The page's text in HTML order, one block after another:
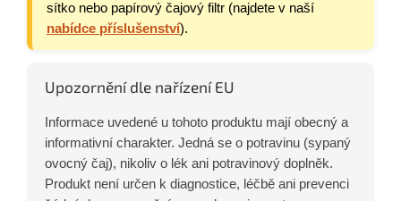
sítko nebo papírový čajový filtr (najdete v naší
nabídce příslušenství).
Upozornění dle nařízení EU
Informace uvedené u tohoto produktu mají obecný a
informativní charakter. Jedná se o potravinu (sypaný
ovocný čaj), nikoliv o lék ani potravinový doplněk.
Produkt není určen k diagnostice, léčbě ani prevenci